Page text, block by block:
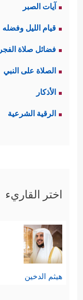
صياغة شخصيَّة
وتنزُّهًا عن
والقعود،
والتعاون
أسباب النزاع
ثالثًا:
المعلومات،
رابعًا:
ٱلۡقَوۡمِۖ إِن
آيات الصبر
قيام الليل وفضله
فضائل صلاة الفجر
الصلاة على النبي
الأذكار
الرقية الشرعية
اختر القاريء
هيثم الدخين